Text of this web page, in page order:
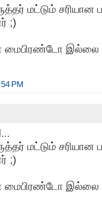
மட்டும் சரியான
;)
இல்லை
PM
மட்டும் சரியான
;)
இல்லை